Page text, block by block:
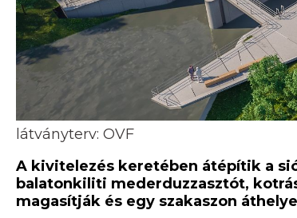
látványterv: OVF
A kivitelezés keretében átépítik a
balatonkiliti mederduzzasztót,
magasítják és egy szakaszon